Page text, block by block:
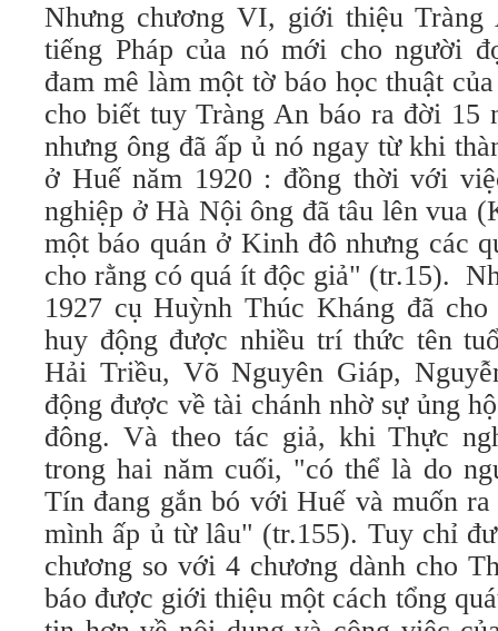
Nhưng chương VI, giới thiệu Tràng
tiếng Pháp của nó mới cho người
đam mê làm một tờ báo học thuật
cho biết tuy Tràng An báo ra đời 15
nhưng ông đã ấp ủ nó ngay từ khi
ở Huế năm 1920 : đồng thời với
nghiệp ở Hà Nội ông đã tâu lên vua
một báo quán ở Kinh đô nhưng các
cho rằng có quá ít độc giả" (tr.15).
1927 cụ Huỳnh Thúc Kháng đã
huy động được nhiều trí thức tên
Hải Triều, Võ Nguyên Giáp,
động được về tài chánh nhờ sự ủng
đông. Và theo tác giả, khi Thực
trong hai năm cuối, "có thể là do
Tín đang gắn bó với Huế và muốn
mình ấp ủ từ lâu" (tr.155). Tuy chỉ
chương so với 4 chương dành cho
báo được giới thiệu một cách tổng